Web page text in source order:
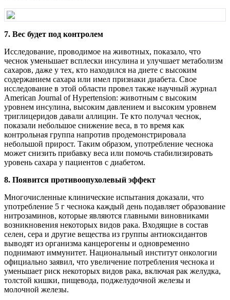
7. Вес будет под контролем
Исследование, проводимое на животных, показало, что
чеснок уменьшает всплески инсулина и улучшает метаболизм
сахаров, даже у тех, кто находился на диете с высоким
содержанием сахара или имел признаки диабета. Свое
исследование в этой области провел также научный журнал
American Journal of Hypertension: животным с высоким
уровнем инсулина, высоким давлением и высоким уровнем
триглицеридов давали аллицин. Те кто получал чеснок,
показали небольшое снижение веса, в то время как
контрольная группа напротив продемонстрировала
небольшой прирост. Таким образом, употребление чеснока
может снизить прибавку веса или помочь стабилизировать
уровень сахара у пациентов с диабетом.
8. Появится противоопухолевый эффект
Многочисленные клинические испытания доказали, что
употребление 5 г чеснока каждый день подавляет образование
нитрозаминов, которые являются главными виновниками
возникновения некоторых видов рака. Входящие в состав
селен, сера и другие вещества из группы антиоксидантов
выводят из организма канцерогены и одновременно
поднимают иммунитет. Национальный институт онкологии
официально заявил, что увеличение потребления чеснока и
уменьшает риск некоторых видов рака, включая рак желудка,
толстой кишки, пищевода, поджелудочной железы и
молочной железы.